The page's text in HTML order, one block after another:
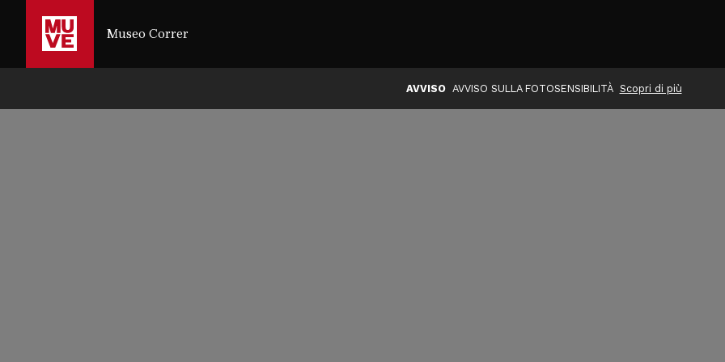
SALTA AL CONTENUTO PRINCIPALE
Museo Correr
AVVISO AVVISO SULLA FOTOSENSIBILITÀ Scopri di più